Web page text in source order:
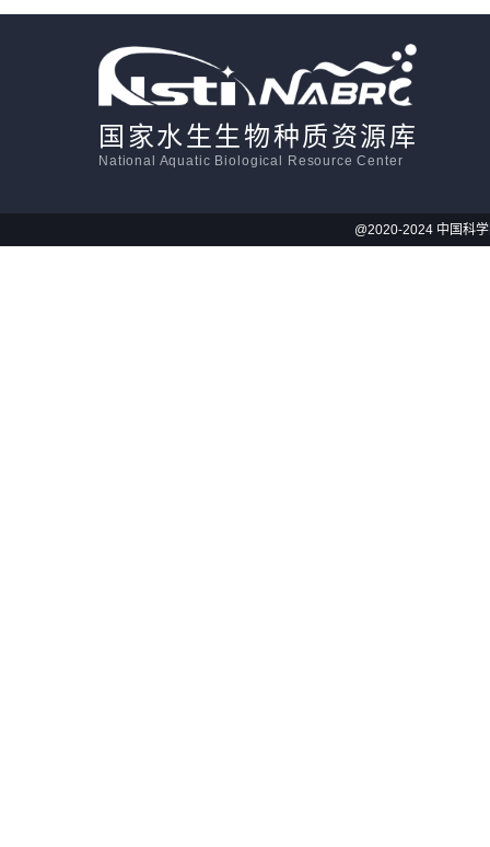
国家水生生物种质资源库
National Aquatic Biological Resource Center
@2020-2024 中国科